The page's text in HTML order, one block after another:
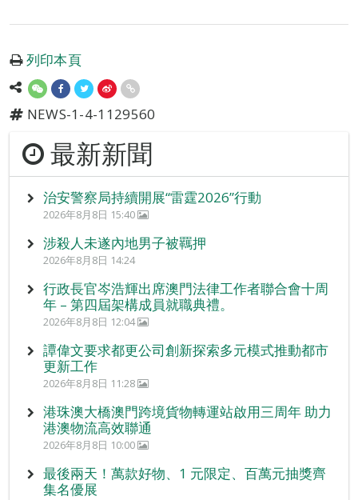
列印本頁
NEWS-1-4-1129560
最新新聞
治安警察局持續開展“雷霆2026”行動
2026年8月8日 15:40
涉殺人未遂內地男子被羈押
2026年8月8日 14:24
行政長官岑浩輝出席澳門法律工作者聯合會十周
年 – 第四屆架構成員就職典禮。
2026年8月8日 12:04
譚偉文要求都更公司創新探索多元模式推動都市
更新工作
2026年8月8日 11:28
港珠澳大橋澳門跨境貨物轉運站啟用三周年 助力
港澳物流高效聯通
2026年8月8日 10:00
最後兩天！萬款好物、1 元限定、百萬元抽獎齊
集名優展